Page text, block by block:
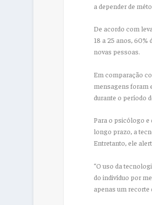
a depender de
De acordo com
18 a 25 anos,
novas pessoas.
Em comparação
mensagens foram
durante o período
Para o psicólogo e
longo prazo, a
Entretanto, ele
“O uso da
do indivíduo por
apenas um recorte